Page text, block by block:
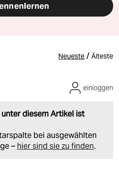
Neueste / Älteste
diesem Artikel ist
bei ausgewählten
– hier sind sie zu finden.
einloggen